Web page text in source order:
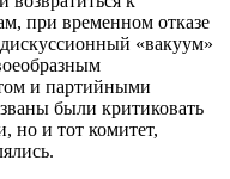
при временном отказе
«вакуум»
и партийными
были критиковать
но и тот комитет,